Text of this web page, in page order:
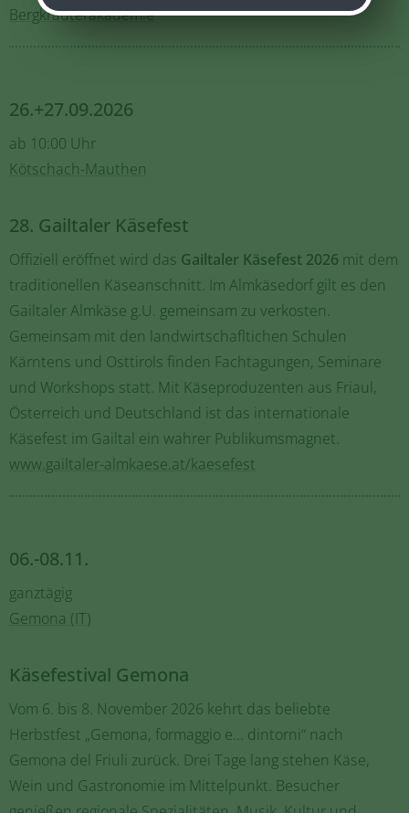
Bergkräuterakademie
26.+27.09.2026
ab 10:00 Uhr
Kötschach-Mauthen
28. Gailtaler Käsefest
Offiziell eröffnet wird das Gailtaler Käsefest 2026 mit dem
traditionellen Käseanschnitt. Im Almkäsedorf gilt es den
Gailtaler Almkäse g.U. gemeinsam zu verkosten.
Gemeinsam mit den landwirtschafltichen Schulen
Kärntens und Osttirols finden Fachtagungen, Seminare
und Workshops statt. Mit Käseproduzenten aus Friaul,
Österreich und Deutschland ist das internationale
Käsefest im Gailtal ein wahrer Publikumsmagnet.
www.gailtaler-almkaese.at/kaesefest
06.-08.11.
ganztägig
Gemona (IT)
Käsefestival Gemona
Vom 6. bis 8. November 2026 kehrt das beliebte
Herbstfest „Gemona, formaggio e... dintorni“ nach
Gemona del Friuli zurück. Drei Tage lang stehen Käse,
Wein und Gastronomie im Mittelpunkt. Besucher